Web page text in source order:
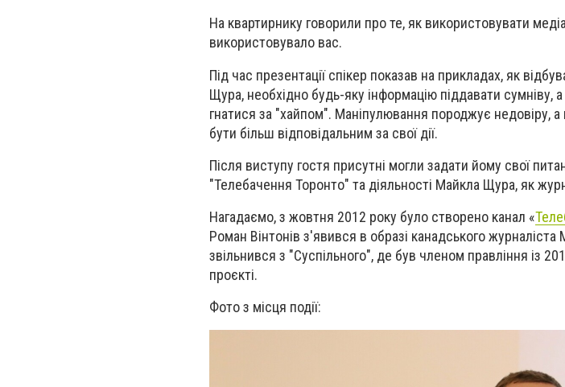
На квартирнику говорили про те, як використовувати
використовувало вас.
Під час презентації спікер показав на прикладах, як
Щура, необхідно будь-яку інформацію піддавати сумніву, а
гнатися за "хайпом". Маніпулювання породжує недовіру,
бути більш відповідальним за свої дії.
Після виступу гостя присутні могли задати йому свої
"Телебачення Торонто" та діяльності Майкла Щура, як
Нагадаємо,з жовтня 2012 року було створено канал «
Роман Вінтонів з'явився в образі канадського
звільнився з "Суспільного", де був членом правління із
проєкті.
Фото з місця події: